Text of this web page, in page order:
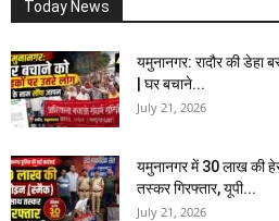
Today News
यमुनानगर: रादौर की डेहा
| घर बचाने...
July 21, 2026
यमुनानगर में 30 लाख की
तस्कर गिरफ्तार, यूपी...
July 21, 2026